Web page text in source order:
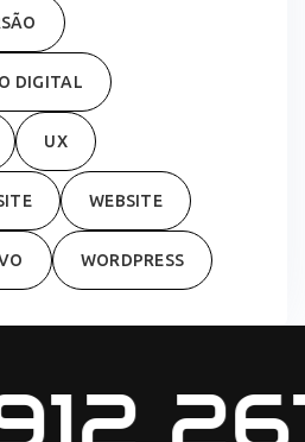
DIGITAL
UX
WEBSITE
WORDPRESS